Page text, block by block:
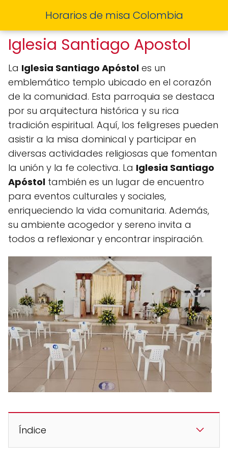
Horarios de misa Colombia
Iglesia Santiago Apostol
La Iglesia Santiago Apóstol es un
emblemático templo ubicado en el corazón
de la comunidad. Esta parroquia se destaca
por su arquitectura histórica y su rica
tradición espiritual. Aquí, los feligreses pueden
asistir a la misa dominical y participar en
diversas actividades religiosas que fomentan
la unión y la fe colectiva. La Iglesia Santiago
Apóstol también es un lugar de encuentro
para eventos culturales y sociales,
enriqueciendo la vida comunitaria. Además,
su ambiente acogedor y sereno invita a
todos a reflexionar y encontrar inspiración.
Índice